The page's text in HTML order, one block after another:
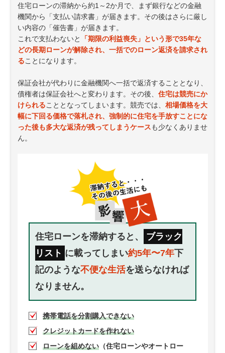
住宅ローンの滞納から約1～2か月で、まず銀行などの金融
機関から「支払い請求書」が届きます。その後はさらに厳し
い内容の「催告書」が届きます。
これで支払わないと
「期限の利益喪失」という形で35年な
どの長期ローンが解除され、一括でのローン返済を請求され
ることになります。
保証会社が代わりに金融機関へ一括で返済することとなり、
債権者は保証会社へと変わります。その後、 住宅は競売にか
けられることとなってしまいます。競売では、 相場価格を大
幅に下回る価格で落札され、強制的に住宅を手放すことにな
った後も多大な返済が残ってしまうケースも少なくありませ
ん。
住宅ローンを滞納すると、
ブラック
リスト に載ってしまい約5年〜7年下
記のような不便な生活を送らなければ
なりません。
携帯電話を分割購入できない
クレジットカードを作れない
ローンを組めない （住宅ローンやオートロー